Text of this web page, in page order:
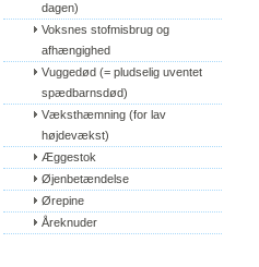
dagen)
Voksnes stofmisbrug og
afhængighed
Vuggedød (= pludselig uventet
spædbarnsdød)
Væksthæmning (for lav
højdevækst)
Æggestok
Øjenbetændelse
Ørepine
Åreknuder